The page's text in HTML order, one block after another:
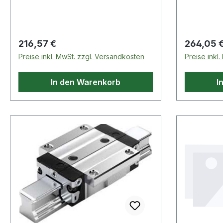
Regulärer Preis:
216,57 €
Preise inkl. MwSt. zzgl. Versandkosten
In den Warenkorb
Regulärer
264,05
Preise inkl.